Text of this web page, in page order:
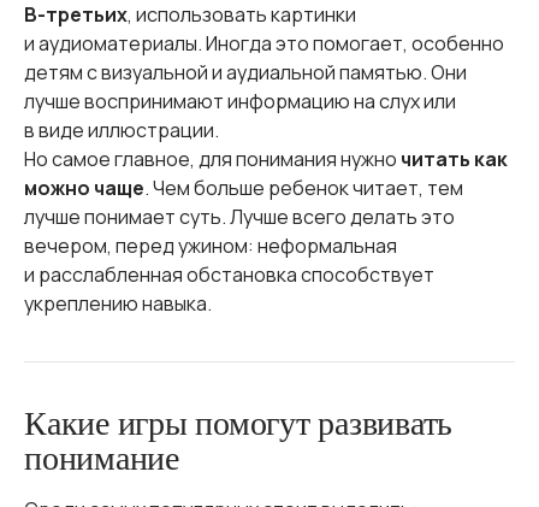
В-третьих, использовать картинки
и аудиоматериалы. Иногда это помогает, особенно
детям с визуальной и аудиальной памятью. Они
лучше воспринимают информацию на слух или
в виде иллюстрации.
Но самое главное, для понимания нужно читать как
можно чаще. Чем больше ребенок читает, тем
лучше понимает суть. Лучше всего делать это
вечером, перед ужином: неформальная
и расслабленная обстановка способствует
укреплению навыка.
Какие игры помогут развивать
понимание